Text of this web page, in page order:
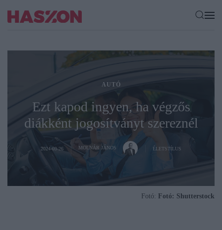
AUTÓ
Ezt kapod ingyen, ha végzős
diákként jogosítványt szereznél
2024-09-26 MOLNÁR JÁNOS ÉLETSTÍLUS
Fotó: Fotó: Shutterstock